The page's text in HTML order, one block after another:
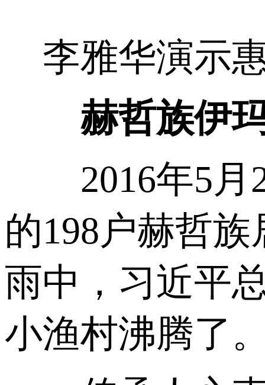
李雅华演示
赫哲族伊
2016年5月
的198户赫哲
雨中，习近平
小渔村沸腾了